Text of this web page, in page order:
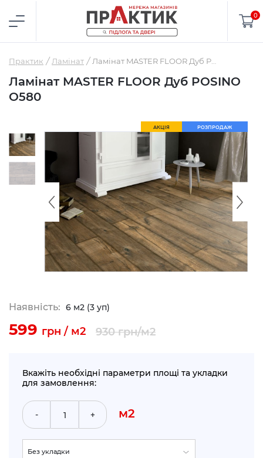
0
Практик Ламінат
Ламінат MASTER FLOOR Дуб POSINO
О580
АКЦІЯ РОЗПРОДАЖ
Наявність: 6 м2 (3 уп)
599 грн / м2 930грн/м2
Вкажіть необхідні параметри площі та укладки
для замовлення:
- + м2
Без укладки